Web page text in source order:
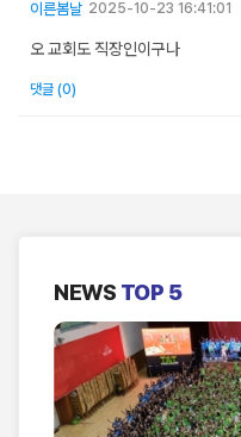
이른봄날 2025-10-23 16:41:01
오 교회도 직장인이구나
댓글 (0)
NEWS TOP 5